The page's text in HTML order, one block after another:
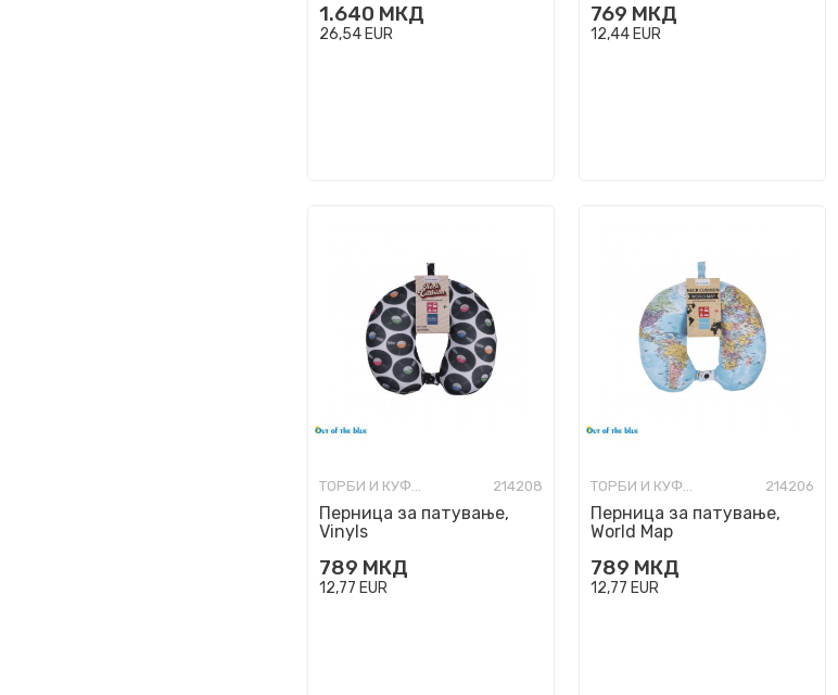
1.640 МКД
26,54 EUR
769 МКД
12,44 EUR
ТОРБИ И КУФЕРИ ЗА ПАТУВАЊЕ 214208
Перница за патување,
Vinyls
789 МКД
12,77 EUR
ТОРБИ И КУФЕРИ ЗА ПАТУВАЊЕ 214206
Перница за патување,
World Map
789 МКД
12,77 EUR